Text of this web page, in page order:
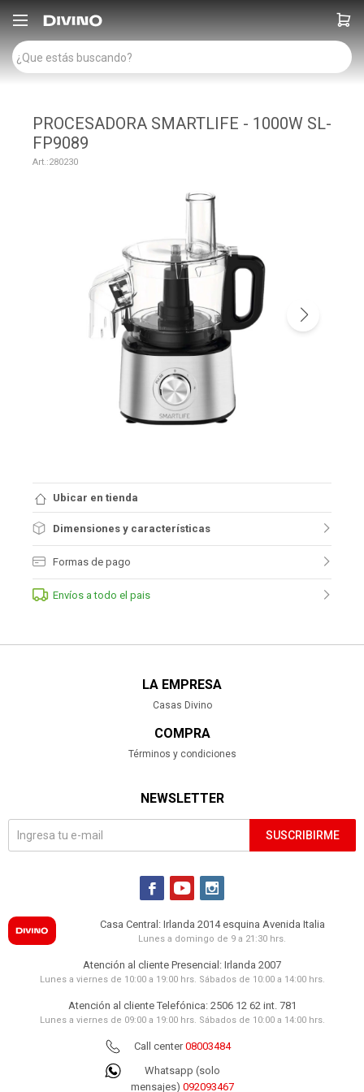

PROCESADORA SMARTLIFE - 1000W SL-
FP9089
280230
Ubicar en tienda
Dimensiones y características
Formas de pago
Envíos a todo el pais
LA EMPRESA
Casas Divino
COMPRA
Términos y condiciones
NEWSLETTER
SUSCRIBIRME
  
Casa Central: Irlanda 2014 esquina Avenida Italia
Lunes a domingo de 9 a 21:30 hrs.
Atención al cliente Presencial: Irlanda 2007
Lunes a viernes de 10:00 a 19:00 hrs. Sábados de 10:00 a 14:00 hrs.
Atención al cliente Telefónica: 2506 12 62 int. 781
Lunes a viernes de 09:00 a 19:00 hrs. Sábados de 10:00 a 14:00 hrs.
Call center08003484
Whatsapp (solo
mensajes) 092093467